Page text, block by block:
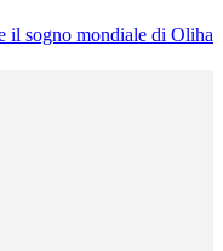
il sogno mondiale di Oliha